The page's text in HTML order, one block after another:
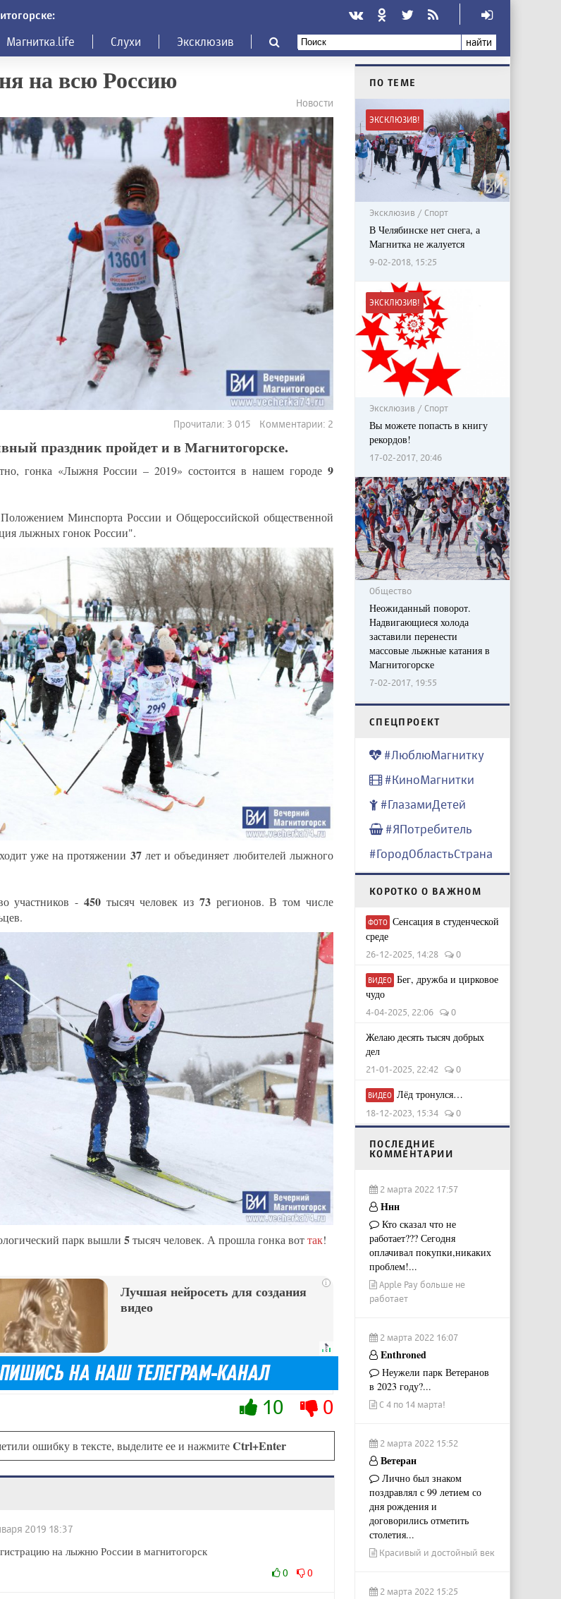
Магнитка.life Слухи Эксклюзив найти
на всю Россию
Новости
Прочитали: 3 015 Комментарии: 2
праздник пройдет и в Магнитогорске.
гонка «Лыжня России – 2019» состоится в нашем городе 9
Положением Минспорта России и Общероссийской общественной
лыжных гонок России".
уже на протяжении 37 лет и объединяет любителей лыжного
участников - 450тысяч человек из 73регионов. В том числе
парк вышли 5тысяч человек. А прошла гонка воттак!
i
Лучшая нейросеть для создания
видео
10 0
ошибку в тексте, выделите ее и нажмитеCtrl+Enter
2019 18:37
на лыжню России в магнитогорск
0 0
ПО ТЕМЕ
ЭКСКЛЮЗИВ!
Эксклюзив / Спорт
В Челябинске нет снега, а
Магнитка не жалуется
9-02-2018, 15:25
ЭКСКЛЮЗИВ!
Эксклюзив / Спорт
Вы можете попасть в книгу
рекордов!
17-02-2017, 20:46
Общество
Неожиданный поворот.
Надвигающиеся холода
заставили перенести
массовые лыжные катания в
Магнитогорске
7-02-2017, 19:55
CПЕЦПРОЕКТ
#ЛюблюМагнитку
#КиноМагнитки
#ГлазамиДетей
#ЯПотребитель
#ГородОбластьСтрана
КОРОТКО О ВАЖНОМ
ФОТО Сенсация в студенческой
среде
26-12-2025, 14:28 0
ВИДЕО Бег, дружба и цирковое
чудо
4-04-2025, 22:06 0
Желаю десять тысяч добрых
дел
21-01-2025, 22:42 0
ВИДЕО Лёд тронулся…
18-12-2023, 15:34 0
ПОСЛЕДНИЕ
КОММЕНТАРИИ
2 марта 2022 17:57
Ннн
Кто сказал что не
работает??? Сегодня
оплачивал покупки,никаких
проблем!...
Apple Pay больше не
работает
2 марта 2022 16:07
Enthroned
Неужели парк Ветеранов
в 2023 году?...
С 4 по 14 марта!
2 марта 2022 15:52
Ветеран
Лично был знаком
поздравлял с 99 летием со
дня рождения и
договорились отметить
столетия...
Красивый и достойный век
2 марта 2022 15:25